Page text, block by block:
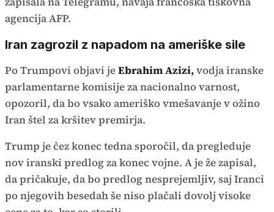
agencija AFP.
Iran zagrozil z napadom na ameriške sile
Po Trumpovi objavi jeEbrahim Azizi,vodja iranske
parlamentarne komisije za nacionalno varnost,
opozoril, da bo vsako ameriško vmešavanje v ožino
Iran štel za kršitev premirja.
Trump je čez konec tedna sporočil, da pregleduje
nov iranski predlog za konec vojne. A je že zapisal,
da pričakuje, da bo predlog nesprejemljiv, saj Iranci
po njegovih besedah še niso plačali dovolj visoke